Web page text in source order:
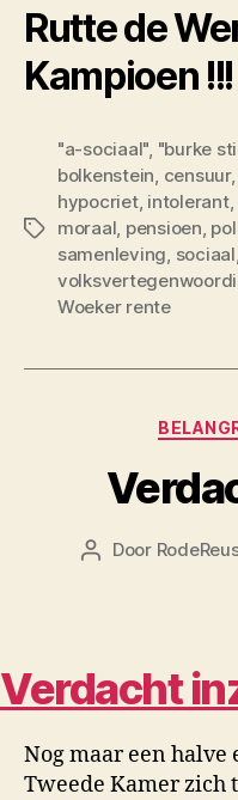
Rutte de
Kampioen !!!
Tags
"a-sociaal", "burke
bolkenstein, censuur,
hypocriet, intolerant,
moraal, pensioen,
samenleving, sociaal
Woeker rente
Berichtauteur
Door
Verdacht
Nog maar een halve
Tweede Kamer zich